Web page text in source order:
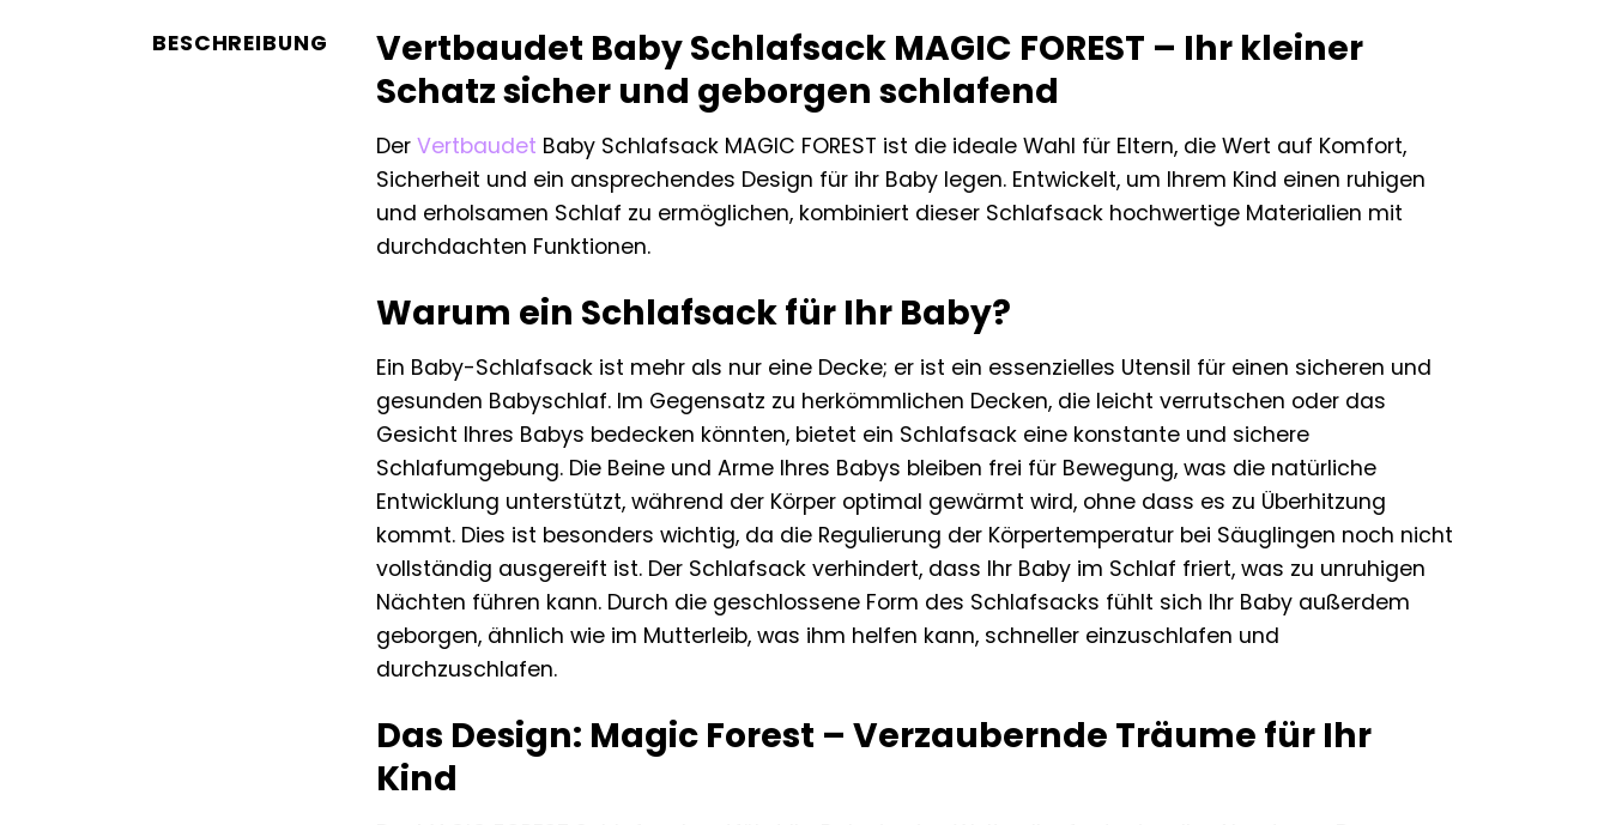
BESCHREIBUNG
Vertbaudet Baby Schlafsack MAGIC FOREST – Ihr kleiner
Schatz sicher und geborgen schlafend
Der Vertbaudet Baby Schlafsack MAGIC FOREST ist die ideale Wahl für Eltern, die Wert auf Komfort,
Sicherheit und ein ansprechendes Design für ihr Baby legen. Entwickelt, um Ihrem Kind einen ruhigen
und erholsamen Schlaf zu ermöglichen, kombiniert dieser Schlafsack hochwertige Materialien mit
durchdachten Funktionen.
Warum ein Schlafsack für Ihr Baby?
Ein Baby-Schlafsack ist mehr als nur eine Decke; er ist ein essenzielles Utensil für einen sicheren und
gesunden Babyschlaf. Im Gegensatz zu herkömmlichen Decken, die leicht verrutschen oder das
Gesicht Ihres Babys bedecken könnten, bietet ein Schlafsack eine konstante und sichere
Schlafumgebung. Die Beine und Arme Ihres Babys bleiben frei für Bewegung, was die natürliche
Entwicklung unterstützt, während der Körper optimal gewärmt wird, ohne dass es zu Überhitzung
kommt. Dies ist besonders wichtig, da die Regulierung der Körpertemperatur bei Säuglingen noch nicht
vollständig ausgereift ist. Der Schlafsack verhindert, dass Ihr Baby im Schlaf friert, was zu unruhigen
Nächten führen kann. Durch die geschlossene Form des Schlafsacks fühlt sich Ihr Baby außerdem
geborgen, ähnlich wie im Mutterleib, was ihm helfen kann, schneller einzuschlafen und
durchzuschlafen.
Das Design: Magic Forest – Verzaubernde Träume für Ihr
Kind